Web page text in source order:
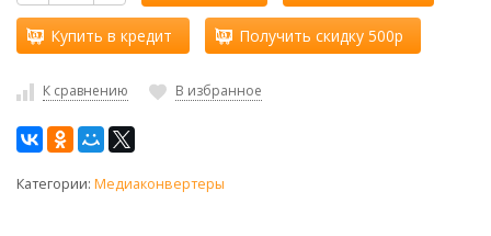
Купить в кредит Получить скидку 500р
К сравнению В избранное
Категории: Медиаконвертеры